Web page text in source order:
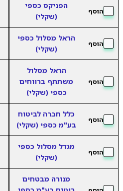
הוסף
הפניקס כספי
(שקלי)
הוסף
הראל מסלול כספי
(שקלי)
הוסף
הראל מסלול
משתתף ברווחים
כספי (שקלי)
הוסף
כלל חברה לביטוח
בע"מ כספי (שקלי)
הוסף
מגדל מסלול כספי
(שקלי)
מנורה מבטחים